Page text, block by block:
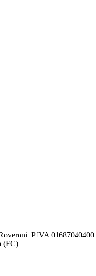
P.IVA 01687040400.
(FC).